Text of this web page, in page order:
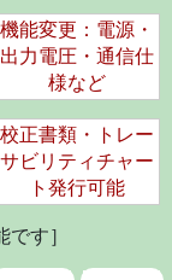
機能変更：電源・
出力電圧・通信仕
様など
校正書類・トレー
サビリティチャー
ト発行可能
す］